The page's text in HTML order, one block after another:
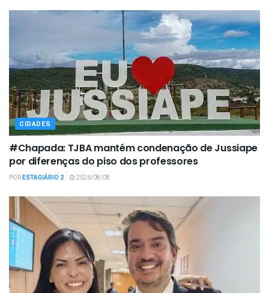
CIDADES
#Chapada: TJBA mantém condenação de Jussiape
por diferenças do piso dos professores
PORESTAGIÁRIO 2 2026/08/08